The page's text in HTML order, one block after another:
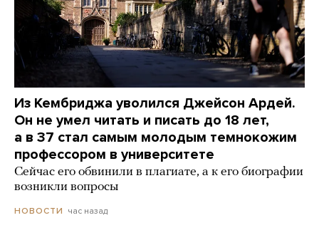
Из Кембриджа уволился Джейсон Ардей.
Он не умел читать и писать до 18 лет,
а в 37 стал самым молодым темнокожим
профессором в университете
Сейчас его обвинили в плагиате, а к его биографии
возникли вопросы
НОВОСТИ час назад